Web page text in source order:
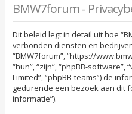
BMW7forum -
Dit beleid legt in detail uit hoe
verbonden diensten en bedrijven
“BMW7forum”, “https://
“hun”, “zijn”, “phpBB-software”,
Limited”, “phpBB-teams”) de
gedurende een bezoek aan dit
informatie”).